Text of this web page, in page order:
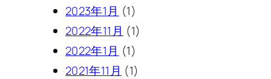
2023年1月 (1)
2022年11月 (1)
2022年1月 (1)
2021年11月 (1)